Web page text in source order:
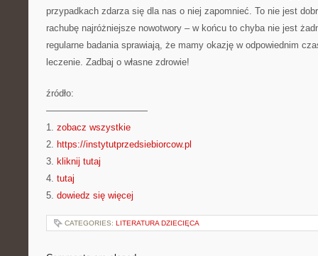
przypadkach zdarza się dla nas o niej zapomnieć. To nie jest
rachubę najróżniejsze nowotwory – w końcu to chyba nie jest
regularne badania sprawiają, że mamy okazję w odpowiednim
leczenie. Zadbaj o własne zdrowie!
źródło:
———————————
1. zobacz wszystkie
2. https://instytutprzedsiebiorcow.pl
3. kliknij tutaj
4. tutaj
5. dowiedz się więcej
CATEGORIES: LITERATURA DZIECIĘCA